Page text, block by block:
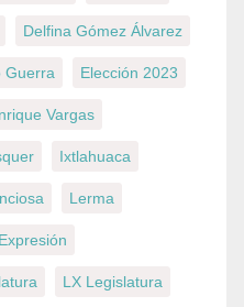
Delfina Gómez Álvarez
Guerra Elección 2023
Vargas
Ixtlahuaca
Lerma
LX Legislatura